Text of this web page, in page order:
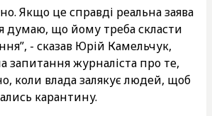
Якщо це справді реальна заява
думаю, що йому треба скласти
- сказав Юрій Камельчук,
запитання журналіста про те,
коли влада залякує людей, щоб
карантину.